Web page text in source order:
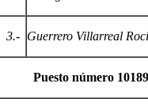
3.- Guerrero Villarreal
Puesto número